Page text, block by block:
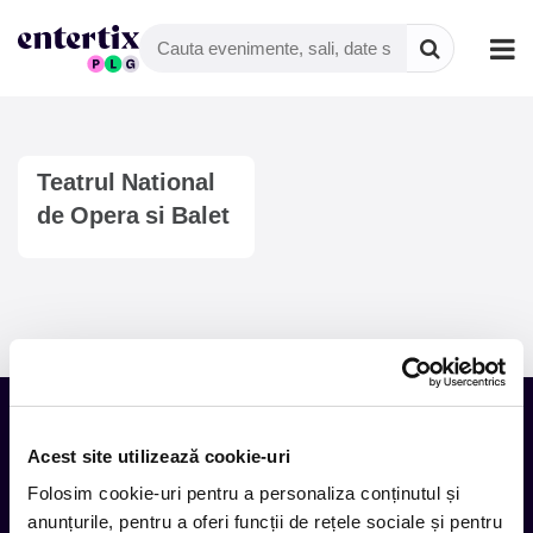
Acest site utilizează cookie-uri
Folosim cookie-uri pentru a personaliza conținutul și
anunțurile, pentru a oferi funcții de rețele sociale și pentru
Teatrul National
de Opera si Balet
inbox.